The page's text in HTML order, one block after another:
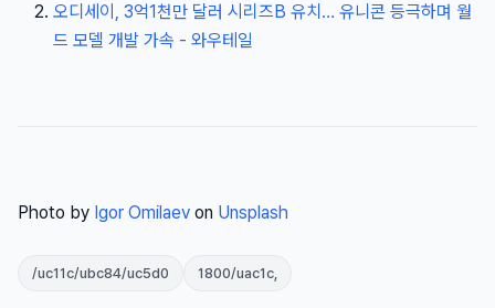
오디세이, 3억1천만 달러 시리즈B 유치… 유니콘 등극하며 월
드 모델 개발 가속 - 와우테일
Photo by Igor Omilaev on Unsplash
/uc11c/ubc84/uc5d0 1800/uac1c,